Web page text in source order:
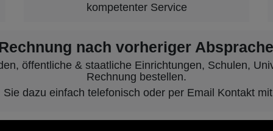
kompetenter Service
nach vorheriger
öffentliche & staatliche Einrichtungen, Schulen,
Rechnung bestellen.
Sie dazu einfach telefonisch oder per Email Kontakt